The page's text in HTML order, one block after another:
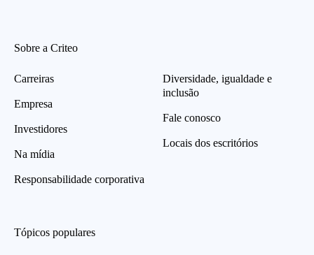
Sobre a Criteo
Carreiras
Empresa
Investidores
Na mídia
Responsabilidade corporativa
Diversidade, igualdade e
inclusão
Fale conosco
Locais dos escritórios
Tópicos populares